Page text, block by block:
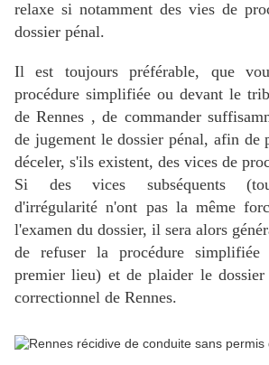
relaxe si notamment des vies de
dossier pénal.
Il est toujours préférable, que
procédure simplifiée ou devant le
de Rennes , de commander
de jugement le dossier pénal, afin de
déceler, s'ils existent, des vices de
Si des vices subséquents
d'irrégularité n'ont pas la même
l'examen du dossier, il sera alors
de refuser la procédure
premier lieu) et de plaider le
correctionnel de Rennes.